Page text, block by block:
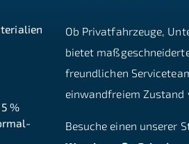
%
Ob Privatfahrzeuge,
bietet
freundlichen
einwandfreiem Zustand
Besuche einen unserer